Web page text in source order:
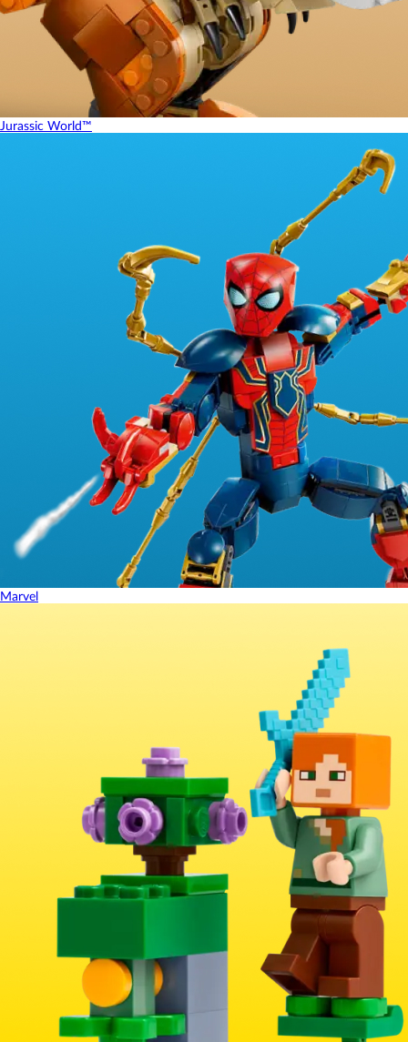
Jurassic World™
Marvel